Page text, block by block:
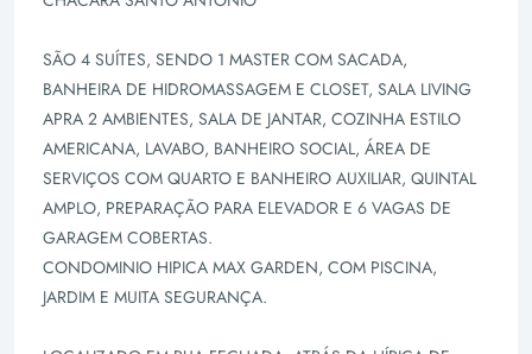
SÃO 4 SUÍTES, SENDO 1 MASTER COM SACADA,
BANHEIRA DE HIDROMASSAGEM E CLOSET, SALA LIVING
APRA 2 AMBIENTES, SALA DE JANTAR, COZINHA ESTILO
AMERICANA, LAVABO, BANHEIRO SOCIAL, ÁREA DE
SERVIÇOS COM QUARTO E BANHEIRO AUXILIAR, QUINTAL
AMPLO, PREPARAÇÃO PARA ELEVADOR E 6 VAGAS DE
GARAGEM COBERTAS.
CONDOMINIO HIPICA MAX GARDEN, COM PISCINA,
JARDIM E MUITA SEGURANÇA.